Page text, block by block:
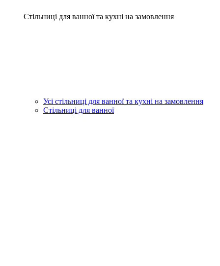
Стільниці для ванної та кухні на замовлення
Усі стільниці для ванної та кухні на замовлення
Стільниці для ванної